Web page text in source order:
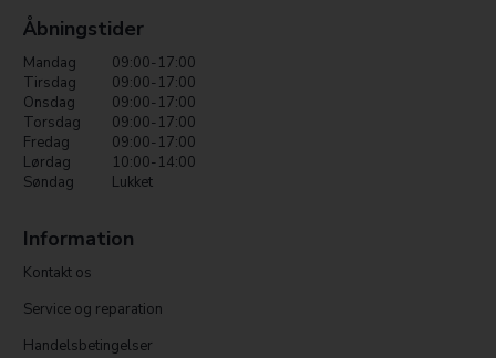
Åbningstider
Mandag
09:00-17:00
Tirsdag
09:00-17:00
Onsdag
09:00-17:00
Torsdag
09:00-17:00
Fredag
09:00-17:00
Lørdag
10:00-14:00
Søndag
Lukket
Information
Kontakt os
Service og reparation
Handelsbetingelser